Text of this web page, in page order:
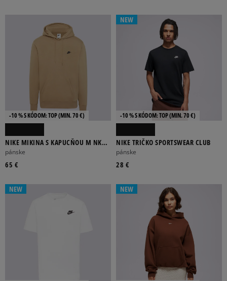
-10 % S KÓDOM: TOP (MIN. 70 €)
NIKE MIKINA S KAPUCŇOU M NK
CLUB BB PO HOODIE
pánske
65 €
NEW
-10 % S KÓDOM: TOP (MIN. 70 €)
NIKE TRIČKO SPORTSWEAR CLUB
pánske
28 €
NEW NEW